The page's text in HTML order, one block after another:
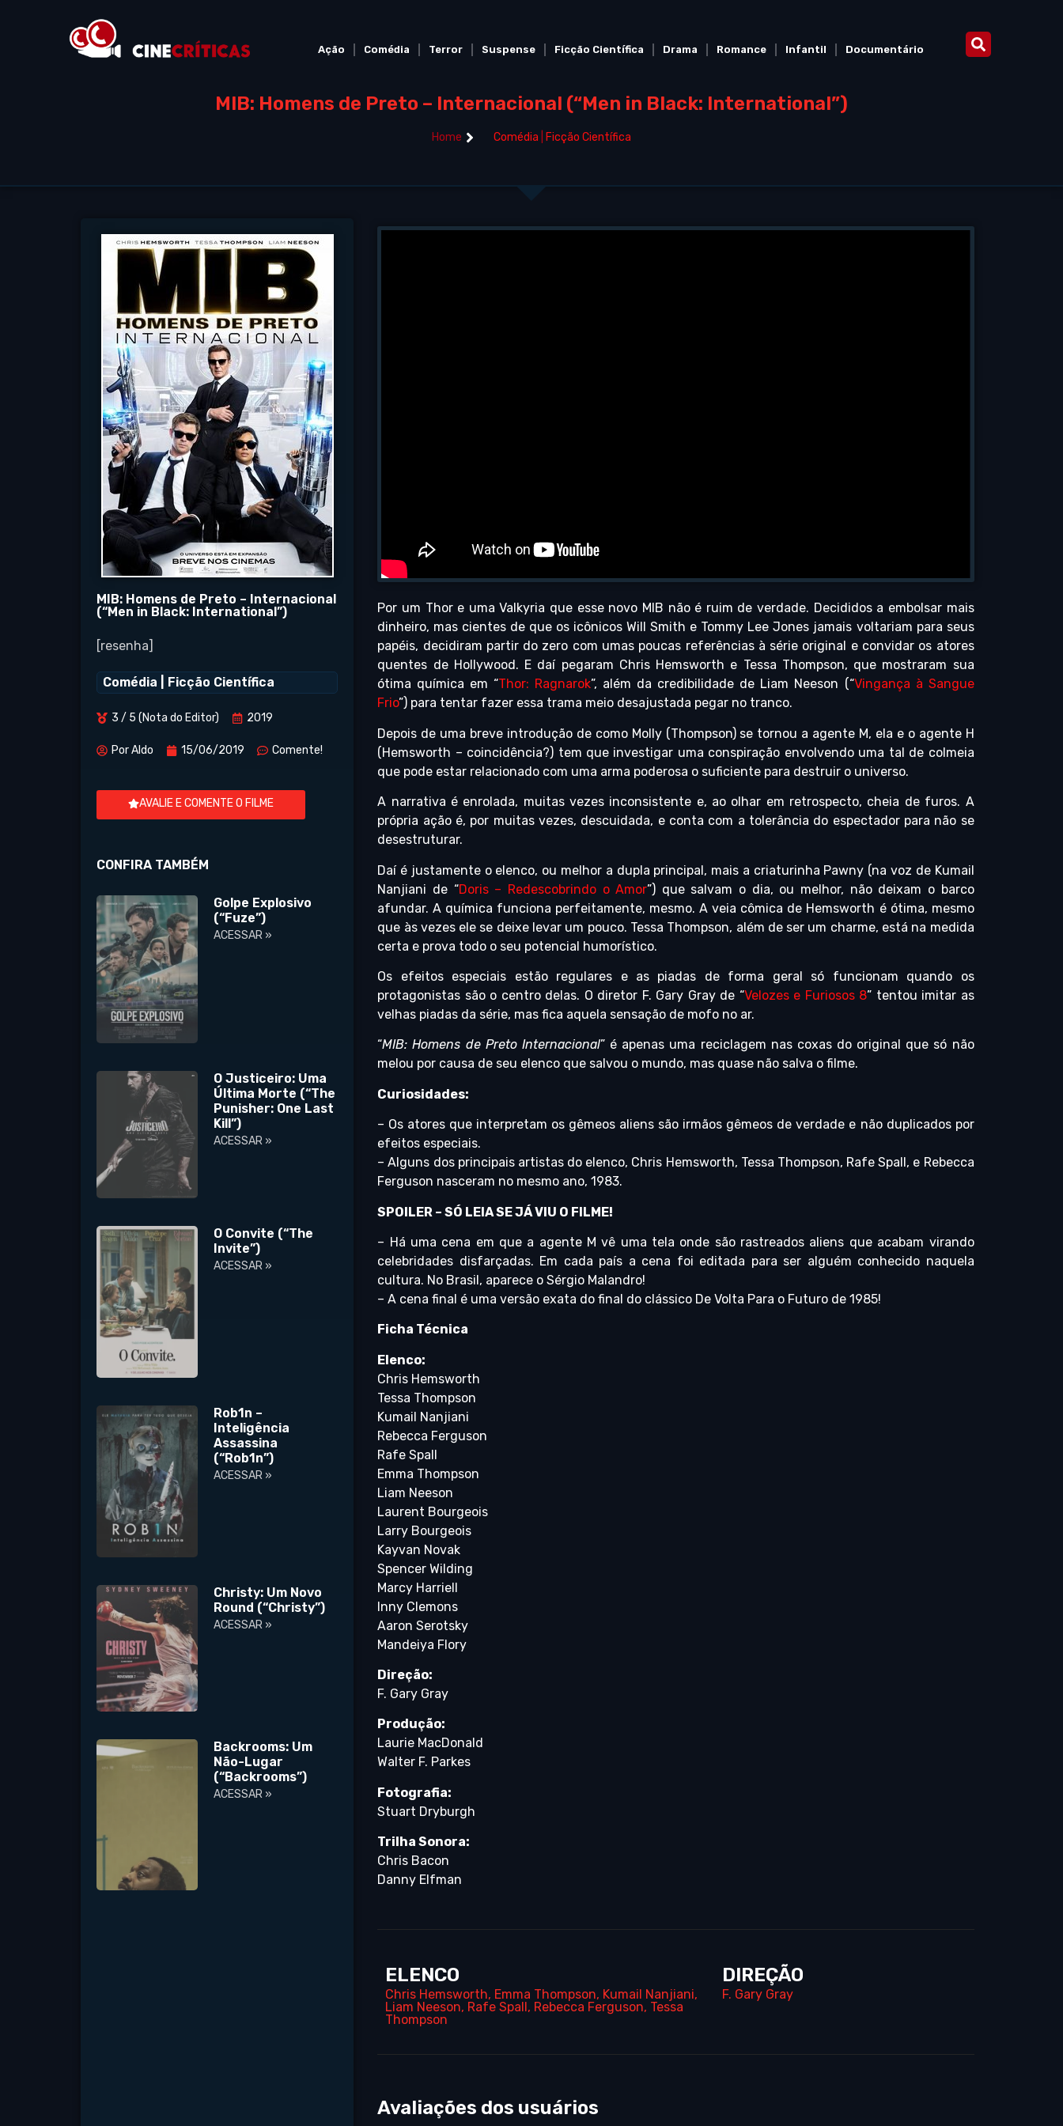
Ação Comédia Terror Suspense Ficção Científica Drama Romance Infantil Documentário
MIB: Homens de Preto – Internacional (“Men in Black: International”)
Home Comédia Ficção Científica
MIB: Homens de Preto – Internacional
(“Men in Black: International”)
[resenha]
Comédia Ficção Científica
3 / 5 (Nota do Editor) 2019
PorAldo 15/06/2019 Comente!
AVALIE E COMENTE O FILME
CONFIRA TAMBÉM
Golpe Explosivo
(“Fuze”)
ACESSAR »
O Justiceiro: Uma
Última Morte (“The
Punisher: One Last
Kill”)
ACESSAR »
O Convite (“The
Invite”)
ACESSAR »
Rob1n –
Inteligência
Assassina
(“Rob1n”)
ACESSAR »
Christy: Um Novo
Round (“Christy”)
ACESSAR »
Backrooms: Um
Não-Lugar
(“Backrooms”)
ACESSAR »
Por um Thor e uma Valkyria que esse novo MIB não é ruim de verdade. Decididos a embolsar mais
dinheiro, mas cientes de que os icônicos Will Smith e Tommy Lee Jones jamais voltariam para seus
papéis, decidiram partir do zero com umas poucas referências à série original e convidar os atores
quentes de Hollywood. E daí pegaram Chris Hemsworth e Tessa Thompson, que mostraram sua
ótima química em “Thor: Ragnarok”, além da credibilidade de Liam Neeson (“Vingança à Sangue
Frio”) para tentar fazer essa trama meio desajustada pegar no tranco.
Depois de uma breve introdução de como Molly (Thompson) se tornou a agente M, ela e o agente H
(Hemsworth – coincidência?) tem que investigar uma conspiração envolvendo uma tal de colmeia
que pode estar relacionado com uma arma poderosa o suficiente para destruir o universo.
A narrativa é enrolada, muitas vezes inconsistente e, ao olhar em retrospecto, cheia de furos. A
própria ação é, por muitas vezes, descuidada, e conta com a tolerância do espectador para não se
desestruturar.
Daí é justamente o elenco, ou melhor a dupla principal, mais a criaturinha Pawny (na voz de Kumail
Nanjiani de “Doris – Redescobrindo o Amor”) que salvam o dia, ou melhor, não deixam o barco
afundar. A química funciona perfeitamente, mesmo. A veia cômica de Hemsworth é ótima, mesmo
que às vezes ele se deixe levar um pouco. Tessa Thompson, além de ser um charme, está na medida
certa e prova todo o seu potencial humorístico.
Os efeitos especiais estão regulares e as piadas de forma geral só funcionam quando os
protagonistas são o centro delas. O diretor F. Gary Gray de “Velozes e Furiosos 8” tentou imitar as
velhas piadas da série, mas fica aquela sensação de mofo no ar.
“MIB: Homens de Preto Internacional” é apenas uma reciclagem nas coxas do original que só não
melou por causa de seu elenco que salvou o mundo, mas quase não salva o filme.
Curiosidades:
– Os atores que interpretam os gêmeos aliens são irmãos gêmeos de verdade e não duplicados por
efeitos especiais.
– Alguns dos principais artistas do elenco, Chris Hemsworth, Tessa Thompson, Rafe Spall, e Rebecca
Ferguson nasceram no mesmo ano, 1983.
SPOILER – SÓ LEIA SE JÁ VIU O FILME!
– Há uma cena em que a agente M vê uma tela onde são rastreados aliens que acabam virando
celebridades disfarçadas. Em cada país a cena foi editada para ser alguém conhecido naquela
cultura. No Brasil, aparece o Sérgio Malandro!
– A cena final é uma versão exata do final do clássico De Volta Para o Futuro de 1985!
Ficha Técnica
Elenco:
Chris Hemsworth
Tessa Thompson
Kumail Nanjiani
Rebecca Ferguson
Rafe Spall
Emma Thompson
Liam Neeson
Laurent Bourgeois
Larry Bourgeois
Kayvan Novak
Spencer Wilding
Marcy Harriell
Inny Clemons
Aaron Serotsky
Mandeiya Flory
Direção:
F. Gary Gray
Produção:
Laurie MacDonald
Walter F. Parkes
Fotografia:
Stuart Dryburgh
Trilha Sonora:
Chris Bacon
Danny Elfman
ELENCO
Chris Hemsworth, Emma Thompson, Kumail Nanjiani,
Liam Neeson, Rafe Spall, Rebecca Ferguson, Tessa
Thompson
DIREÇÃO
F. Gary Gray
Avaliações dos usuários